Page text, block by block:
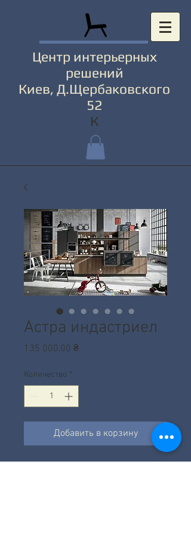
Центр интерьерных
решений
Киев, Д.Щербаковского
52
К
Астра индастриел
135 000,00 ₴Цена
Количество *
Добавить в корзину